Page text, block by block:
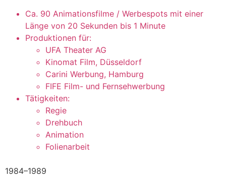
Ca. 90 Animationsfilme / Werbespots mit einer
Länge von 20 Sekunden bis 1 Minute
Produktionen für:
UFA Theater AG
Kinomat Film, Düsseldorf
Carini Werbung, Hamburg
FIFE Film- und Fernsehwerbung
Tätigkeiten:
Regie
Drehbuch
Animation
Folienarbeit
1984–1989